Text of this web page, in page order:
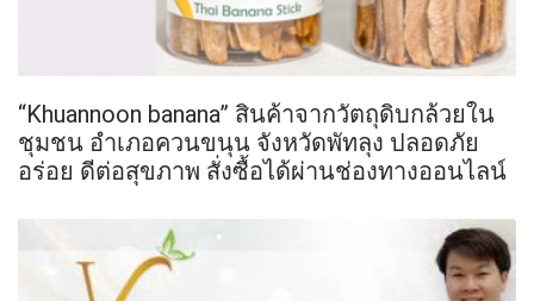
“Khuannoon banana” สินค้าจากวัตถุดิบกล้วยใน
ชุมชน อำเภอควนขนุน จังหวัดพัทลุง ปลอดภัย
อร่อย ดีต่อสุขภาพ สั่งซื้อได้ผ่านช่องทางออนไลน์